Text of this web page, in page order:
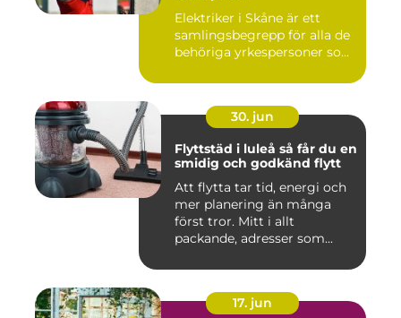
Elektriker i Skåne är ett
samlingsbegrepp för alla de
behöriga yrkespersoner so...
30. jun
Flyttstäd i luleå så får du en
smidig och godkänd flytt
Att flytta tar tid, energi och
mer planering än många
först tror. Mitt i allt
packande, adresser som...
17. jun